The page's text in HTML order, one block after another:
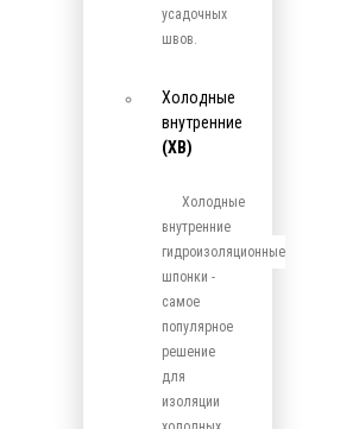
усадочных
швов.
Холодные
внутренние
(ХВ)
Холодные
внутренние
гидроизоляционные
шпонки -
самое
популярное
решение
для
изоляции